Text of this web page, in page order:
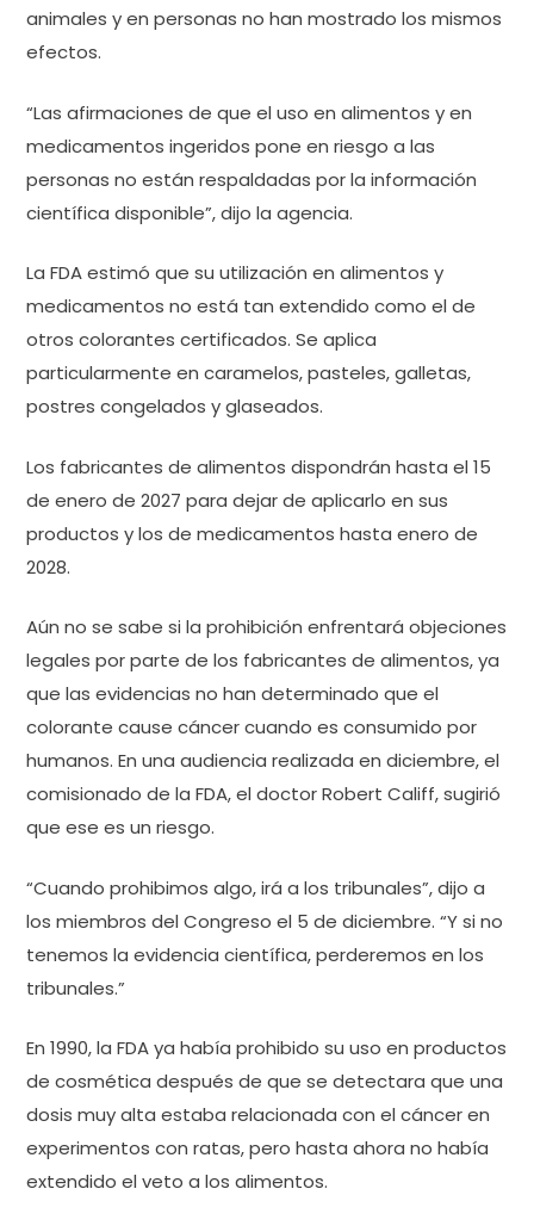
animales y en personas no han mostrado los mismos
efectos.
“Las afirmaciones de que el uso en alimentos y en
medicamentos ingeridos pone en riesgo a las
personas no están respaldadas por la información
científica disponible”, dijo la agencia.
La FDA estimó que su utilización en alimentos y
medicamentos no está tan extendido como el de
otros colorantes certificados. Se aplica
particularmente en caramelos, pasteles, galletas,
postres congelados y glaseados.
Los fabricantes de alimentos dispondrán hasta el 15
de enero de 2027 para dejar de aplicarlo en sus
productos y los de medicamentos hasta enero de
2028.
Aún no se sabe si la prohibición enfrentará objeciones
legales por parte de los fabricantes de alimentos, ya
que las evidencias no han determinado que el
colorante cause cáncer cuando es consumido por
humanos. En una audiencia realizada en diciembre, el
comisionado de la FDA, el doctor Robert Califf, sugirió
que ese es un riesgo.
“Cuando prohibimos algo, irá a los tribunales”, dijo a
los miembros del Congreso el 5 de diciembre. “Y si no
tenemos la evidencia científica, perderemos en los
tribunales.”
En 1990, la FDA ya había prohibido su uso en productos
de cosmética después de que se detectara que una
dosis muy alta estaba relacionada con el cáncer en
experimentos con ratas, pero hasta ahora no había
extendido el veto a los alimentos.